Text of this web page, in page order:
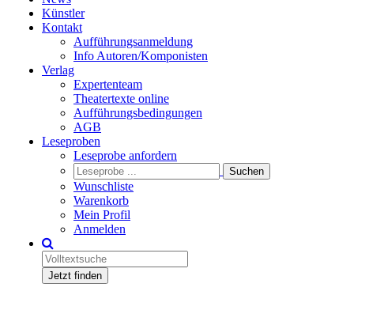
Künstler
Kontakt
Aufführungsanmeldung
Info Autoren/Komponisten
Verlag
Expertenteam
Theatertexte online
Aufführungsbedingungen
AGB
Leseproben
Leseprobe anfordern
Wunschliste
Warenkorb
Mein Profil
Anmelden
Jetzt finden